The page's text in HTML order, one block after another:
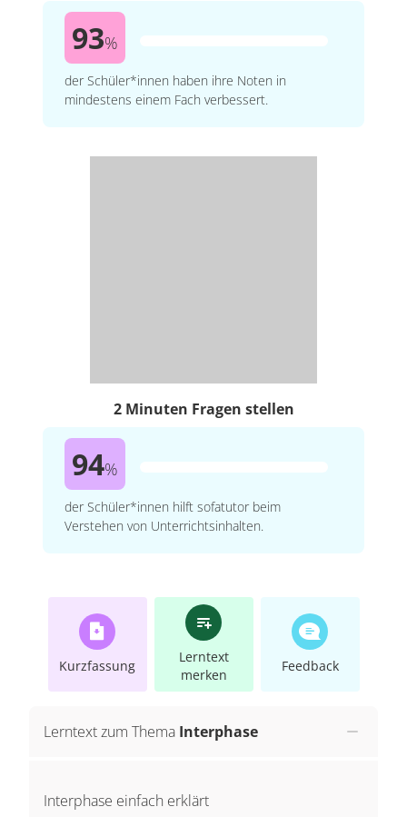
93%
der Schüler*innen haben ihre Noten in
mindestens einem Fach verbessert.
2 Minuten Fragen stellen
94%
der Schüler*innen hilft sofatutor beim
Verstehen von Unterrichtsinhalten.
Kurzfassung
Lerntext
merken
Feedback
Lerntext zum Thema Interphase
Interphase einfach erklärt